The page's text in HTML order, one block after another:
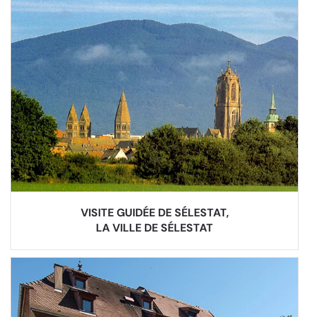
VISITE GUIDÉE DE SÉLESTAT,
LA VILLE DE SÉLESTAT